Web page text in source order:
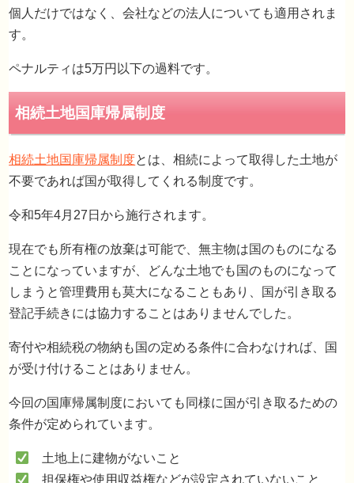
所有者の住所・氏名変更の登記申請も義務化
個人だけではなく、会社などの法人についても適用されま
す。
ペナルティは5万円以下の過料です。
相続土地国庫帰属制度とは、相続によって取得した土地が
不要であれば国が取得してくれる制度です。
令和5年4月27日から施行されます。
現在でも所有権の放棄は可能で、無主物は国のものになる
ことになっていますが、どんな土地でも国のものになって
しまうと管理費用も莫大になることもあり、国が引き取る
登記手続きには協力することはありませんでした。
寄付や相続税の物納も国の定める条件に合わなければ、国
が受け付けることはありません。
今回の国庫帰属制度においても同様に国が引き取るための
条件が定められています。
土地上に建物がないこと
担保権や使用収益権などが設定されていないこと